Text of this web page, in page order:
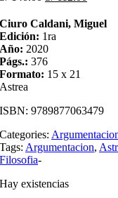
Ciuro Caldani, Miguel
Edición: 1ra
Año: 2020
Págs.:376
Formato: 15 x 21
Astrea
ISBN:9789877063479
Categories:
Tags: Argumentacion,
Filosofia-
Hay existencias